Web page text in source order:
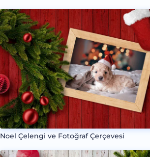
Noel Çelengi ve Fotoğraf Çerçevesi